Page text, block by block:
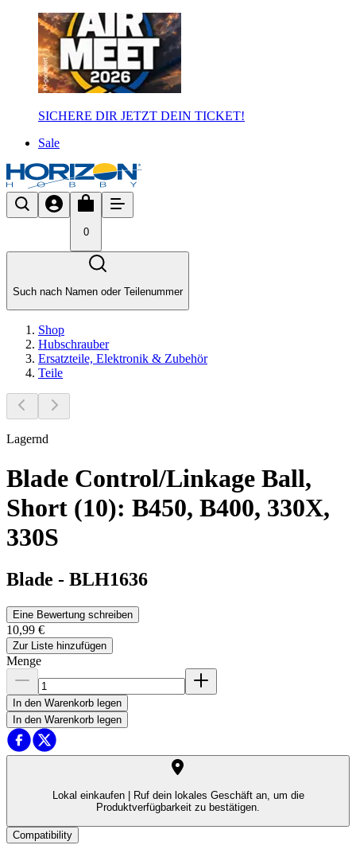
SICHERE DIR JETZT DEIN TICKET!
Sale
0
Such nach Namen oder Teilenummer
Shop
Hubschrauber
Ersatzteile, Elektronik & Zubehör
Teile
Lagernd
Blade Control/Linkage Ball,
Short (10): B450, B400, 330X,
330S
Blade - BLH1636
Eine Bewertung schreiben
10,99 €
Zur Liste hinzufügen
Menge
In den Warenkorb legen
In den Warenkorb legen
Lokal einkaufen |
Ruf dein lokales Geschäft an, um die
Produktverfügbarkeit zu bestätigen.
Compatibility